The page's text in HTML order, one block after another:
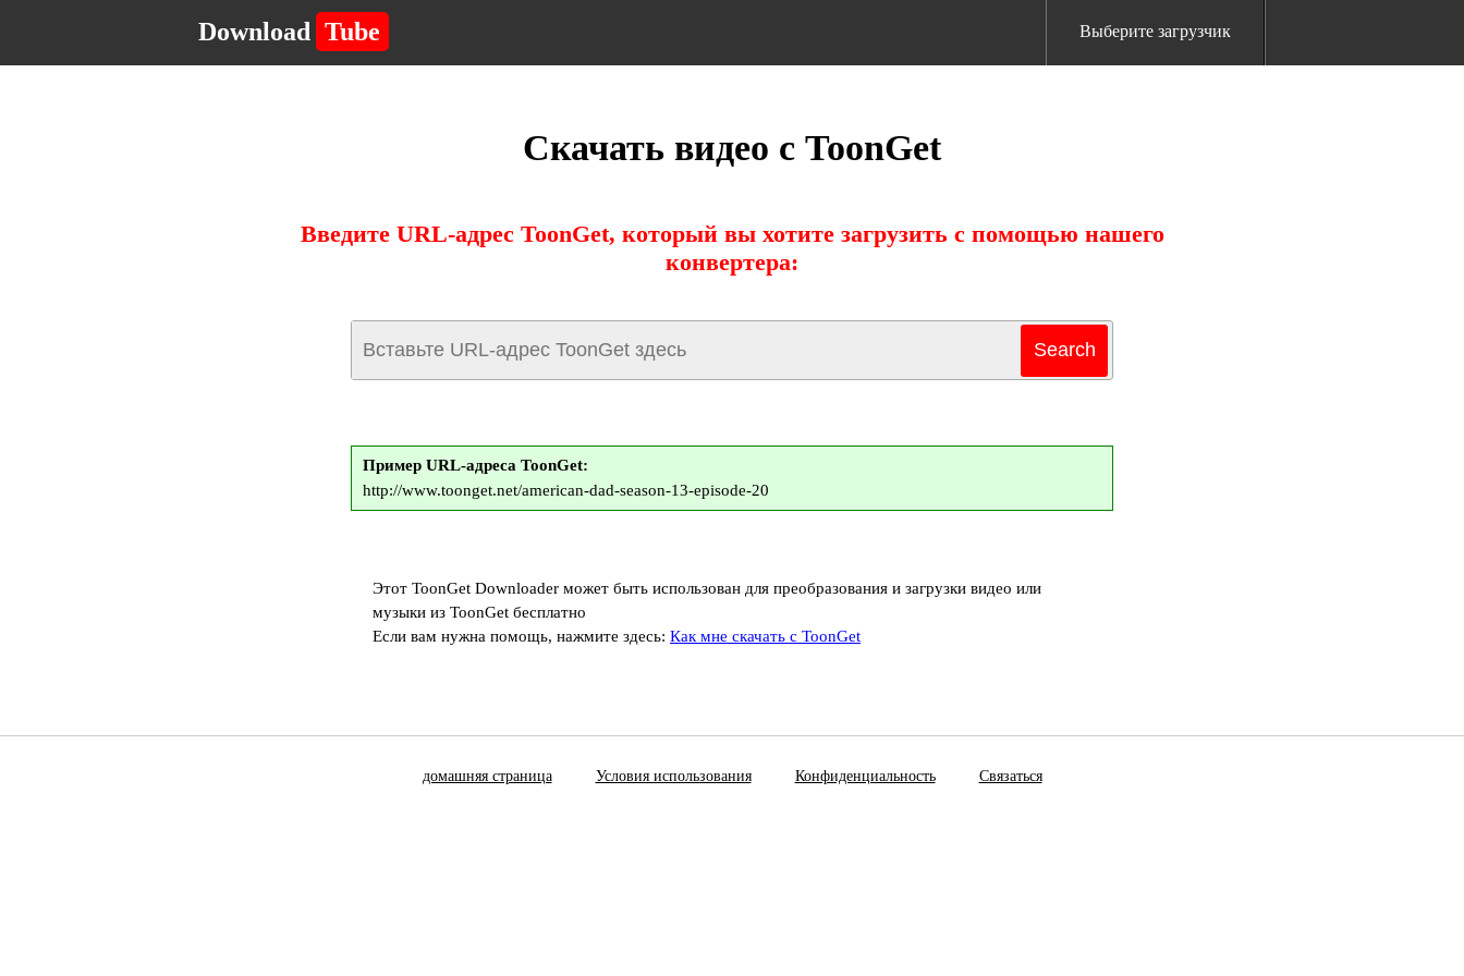
Download Tube Выберите загрузчик
Скачать видео с ToonGet
Введите URL-адрес ToonGet, который вы хотите загрузить с помощью нашего
конвертера:
Пример URL-адреса ToonGet:
http://www.toonget.net/american-dad-season-13-episode-20
Этот ToonGet Downloader может быть использован для преобразования и загрузки видео или
музыки из ToonGet бесплатно
Если вам нужна помощь, нажмите здесь: Как мне скачать с ToonGet
домашняя страница Условия использования Конфиденциальность Связаться